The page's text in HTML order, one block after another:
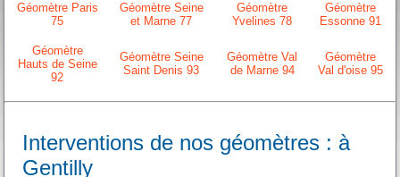
Géomètre Paris
75
Géomètre Seine
et Marne 77
Géomètre
Yvelines 78
Géomètre
Essonne 91
Géomètre
Hauts de Seine
92
Géomètre Seine
Saint Denis 93
Géomètre Val
de Marne 94
Géomètre
Val d'oise 95
Interventions de nos géomètres : à
Gentilly